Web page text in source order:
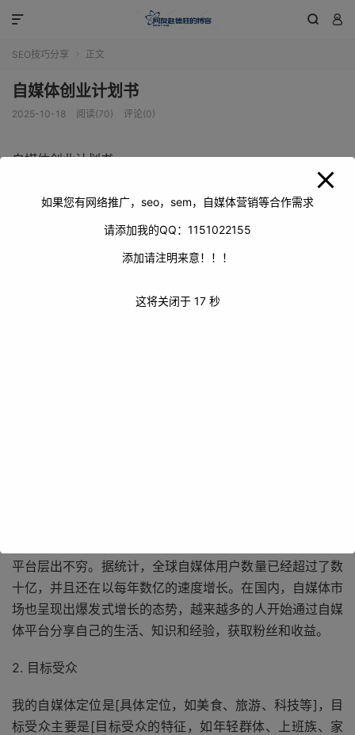
 

SEO技巧分享 正文
自媒体创业计划书
2025-10-18 阅读(70) 评论(0)
自媒体创业计划书
平台层出不穷。据统计，全球自媒体用户数量已经超过了数
十亿，并且还在以每年数亿的速度增长。在国内，自媒体市
场也呈现出爆发式增长的态势，越来越多的人开始通过自媒
体平台分享自己的生活、知识和经验，获取粉丝和收益。
2. 目标受众
我的自媒体定位是[具体定位，如美食、旅游、科技等]，目
标受众主要是[目标受众的特征，如年轻群体、上班族、家
如果您有网络推广，seo，sem，自媒体营销等合作需求
请添加我的QQ：1151022155
添加请注明来意！！！
这将关闭于 16 秒